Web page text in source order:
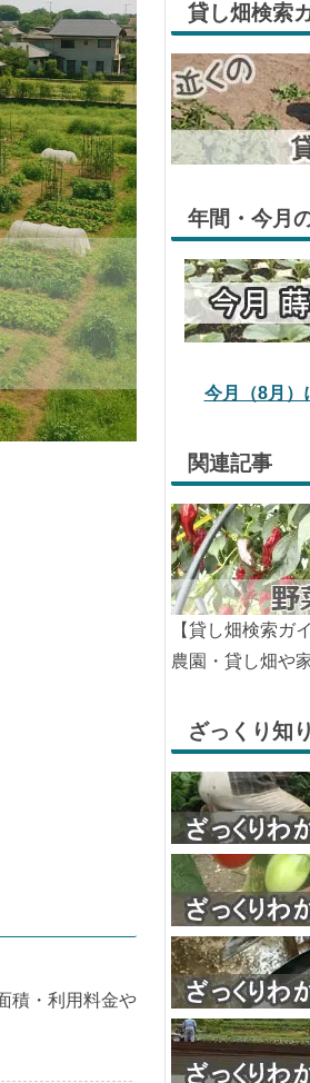
積・利用料金や
貸し畑検索
年間・今月
今月（8月）
関連記事
【貸し畑検索ガ
農園・貸し畑や
ざっくり知